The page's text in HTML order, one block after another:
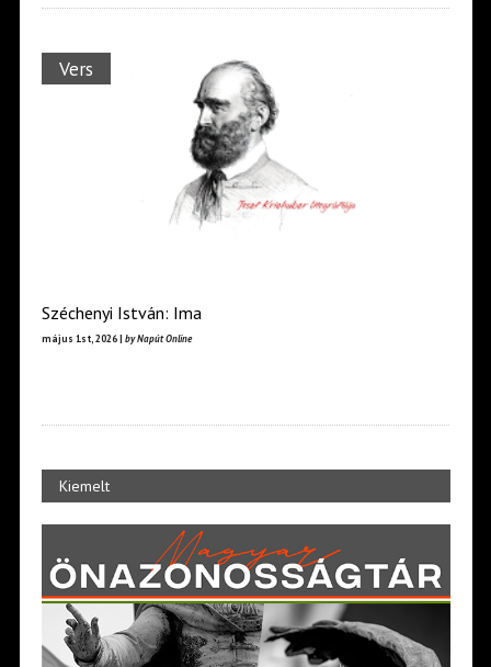
Vers
Széchenyi István: Ima
május 1st, 2026 | by Napút Online
Kiemelt